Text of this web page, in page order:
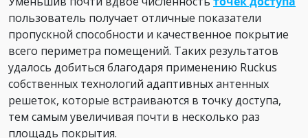
пользователь получает отличные показатели
пропускной способности и качественное покрытие
всего периметра помещений. Таких результатов
удалось добиться благодаря применению Ruckus
собственных технологий адаптивных антенных
решеток, которые встраиваются в точку доступа,
тем самым увеличивая почти в несколько раз
площадь покрытия.